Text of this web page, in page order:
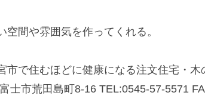
空間や雰囲気を作ってくれる。
市で住むほどに健康になる注文住宅・
士市荒田島町8-16 TEL:0545-57-5571